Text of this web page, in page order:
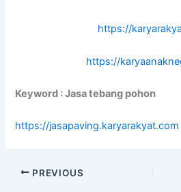
https://
https://
Keyword : Jasa tebang pohon
https://jasapaving.karyarakyat.com
PREVIOUS